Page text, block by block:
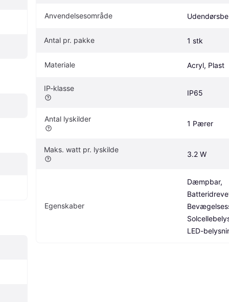
Anvendelsesområde
Antal pr. pakke 1 stk
Materiale Acryl, Plast
IP-klasse
IP65
Antal lyskilder
1 Pærer
Maks. watt pr. lyskilde
3.2 W
Egenskaber
Dæmpbar,
LED-